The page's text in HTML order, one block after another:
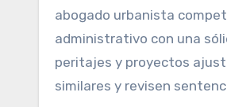
abogado urbanista
administrativo con una
peritajes y proyectos
similares y revisen